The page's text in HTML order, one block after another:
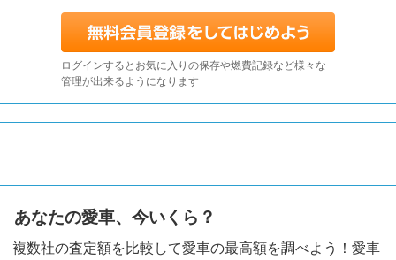
ログインするとお気に入りの保存や燃費記録など様々な
管理が出来るようになります
あなたの愛車、今いくら？
複数社の査定額を比較して愛車の最高額を調べよう！愛車